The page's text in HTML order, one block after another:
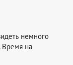
немного
Время на